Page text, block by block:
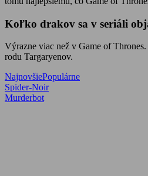
Koľko drakov sa v seriáli
Výrazne viac než v Game of
rodu Targaryenov.
NajnovšiePopulárne
Navigácia
v
Previous
Post:
Spider-Noir
Next
Murderbot